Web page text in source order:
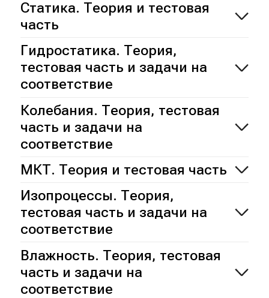
Статика. Теория и тестовая
часть
Гидростатика. Теория,
тестовая часть и задачи на
соответствие
Колебания. Теория, тестовая
часть и задачи на
соответствие
МКТ. Теория и тестовая часть
Изопроцессы. Теория,
тестовая часть и задачи на
соответствие
Влажность. Теория, тестовая
часть и задачи на
соответствие